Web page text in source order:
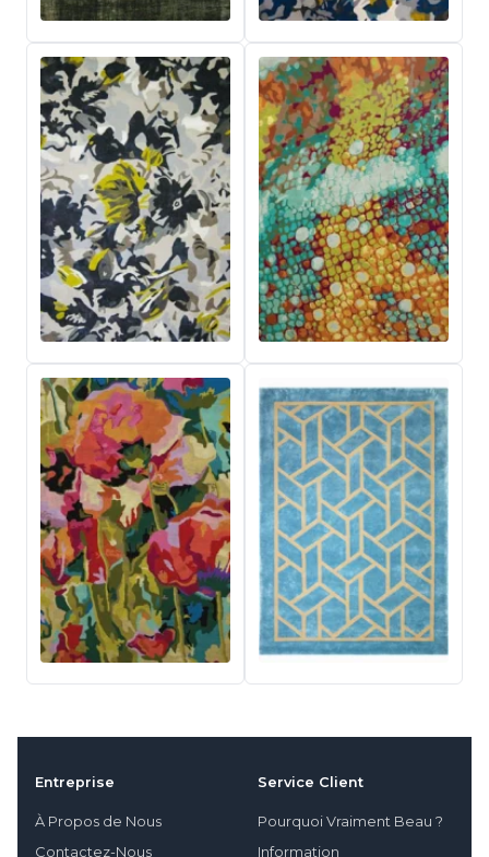
Entreprise
À Propos de Nous
Contactez-Nous
Service Client
Pourquoi Vraiment Beau ?
Information